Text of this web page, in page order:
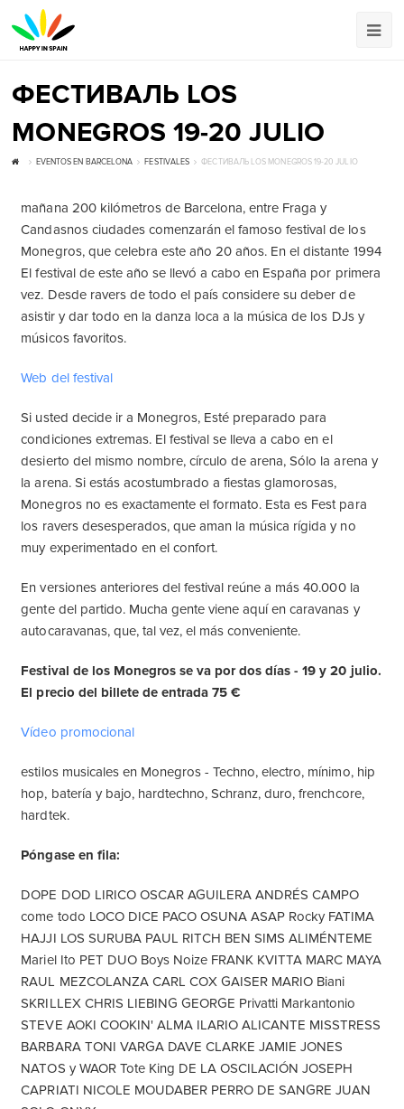
ФЕСТИВАЛЬ LOS
MONEGROS 19-20 JULIO
EVENTOS EN BARCELONA FESTIVALES ФЕСТИВАЛЬ LOS MONEGROS 19-20 JULIO
mañana 200 kilómetros de Barcelona, entre Fraga y
Candasnos ciudades comenzarán el famoso festival de los
Monegros, que celebra este año 20 años. En el distante 1994
El festival de este año se llevó a cabo en España por primera
vez. Desde ravers de todo el país considere su deber de
asistir y dar todo en la danza loca a la música de los DJs y
músicos favoritos.
Web del festival
Si usted decide ir a Monegros, Esté preparado para
condiciones extremas. El festival se lleva a cabo en el
desierto del mismo nombre, círculo de arena, Sólo la arena y
la arena. Si estás acostumbrado a fiestas glamorosas,
Monegros no es exactamente el formato. Esta es Fest para
los ravers desesperados, que aman la música rígida y no
muy experimentado en el confort.
En versiones anteriores del festival reúne a más 40.000 la
gente del partido. Mucha gente viene aquí en caravanas y
autocaravanas, que, tal vez, el más conveniente.
Festival de los Monegros se va por dos días - 19 y 20 julio.
El precio del billete de entrada 75 €
Vídeo promocional
estilos musicales en Monegros - Techno, electro, mínimo, hip
hop, batería y bajo, hardtechno, Schranz, duro, frenchcore,
hardtek.
Póngase en fila:
DOPE DOD LIRICO OSCAR AGUILERA ANDRÉS CAMPO
come todo LOCO DICE PACO OSUNA ASAP Rocky FATIMA
HAJJI LOS SURUBA PAUL RITCH BEN SIMS ALIMÉNTEME
Mariel Ito PET DUO Boys Noize FRANK KVITTA MARC MAYA
RAUL MEZCOLANZA CARL COX GAISER MARIO Biani
SKRILLEX CHRIS LIEBING GEORGE Privatti Markantonio
STEVE AOKI COOKIN' ALMA ILARIO ALICANTE MISSTRESS
BARBARA TONI VARGA DAVE CLARKE JAMIE JONES
NATOS y WAOR Tote King DE LA OSCILACIÓN JOSEPH
CAPRIATI NICOLE MOUDABER PERRO DE SANGRE JUAN